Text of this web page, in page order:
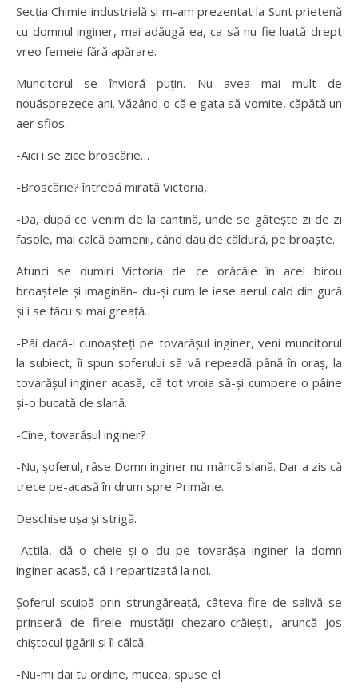
Secţia Chimie industrială şi m-am prezentat la Sunt prietenă
cu domnul inginer, mai adăugă ea, ca să nu fie luată drept
vreo femeie fără apărare.
Muncitorul se învioră puţin. Nu avea mai mult de
nouăsprezece ani. Văzând-o că e gata să vomite, căpătă un
aer sfios.
-Aici i se zice broscărie…
-Broscărie? întrebă mirată Victoria,
-Da, după ce venim de la cantină, unde se găteşte zi de zi
fasole, mai calcă oamenii, când dau de căldură, pe broaşte.
Atunci se dumiri Victoria de ce orăcăie în acel birou
broaştele şi imaginân- du-şi cum le iese aerul cald din gură
şi i se făcu şi mai greaţă.
-Păi dacă-l cunoaşteţi pe tovarăşul inginer, veni muncitorul
la subiect, îi spun şoferului să vă repeadă până în oraş, la
tovarăşul inginer acasă, că tot vroia să-şi cumpere o pâine
şi-o bucată de slană.
-Cine, tovarăşul inginer?
-Nu, şoferul, râse Domn inginer nu mâncă slană. Dar a zis că
trece pe-acasă în drum spre Primărie.
Deschise uşa şi strigă.
-Attila, dă o cheie şi-o du pe tovarăşa inginer la domn
inginer acasă, că-i repartizată la noi.
Şoferul scuipă prin strungăreaţă, câteva fire de salivă se
prinseră de firele mustăţii chezaro-crăieşti, aruncă jos
chiştocul ţigării şi îl călcă.
-Nu-mi dai tu ordine, mucea, spuse el